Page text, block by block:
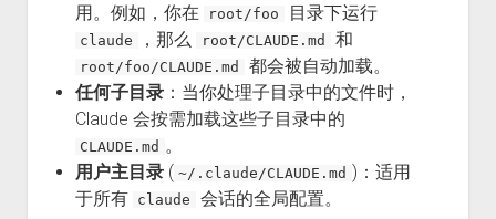
用。例如，你在
root/foo 目录下运行
claude ，那么 root/CLAUDE.md 和
root/foo/CLAUDE.md
都会被自动加载。
任何子目录：当你处理子目录中的文件时，
Claude 会按需加载这些子目录中的
CLAUDE.md 。
用户主目录( ~/.claude/CLAUDE.md )：适用
于所有 claude 会话的全局配置。